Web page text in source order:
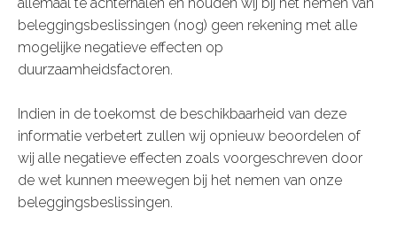
beleggingsbeslissingen (nog) geen rekening met alle
mogelijke negatieve effecten op
duurzaamheidsfactoren.
Indien in de toekomst de beschikbaarheid van deze
informatie verbetert zullen wij opnieuw beoordelen of
wij alle negatieve effecten zoals voorgeschreven door
de wet kunnen meewegen bij het nemen van onze
beleggingsbeslissingen.